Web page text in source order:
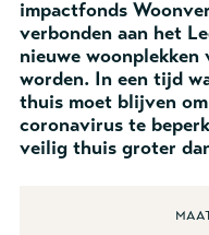
impactfonds
verbonden aan het
nieuwe
worden. In een tijd
thuis moet blijven
coronavirus te
veilig thuis groter